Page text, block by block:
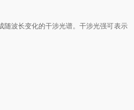
随波长变化的干涉光谱。干涉光强可表示